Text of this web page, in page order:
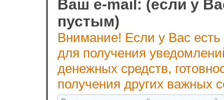
Ваш e-mail: (если у
пустым)
Внимание! Если у Вас
для получения
денежных средств,
получения других важных